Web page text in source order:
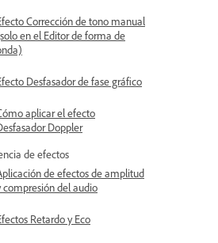
Corrección de tono manual
en el Editor de forma de
Desfasador de fase gráfico
aplicar el efecto
Doppler
de efectos
de efectos de amplitud
compresión del audio
Retardo y Eco